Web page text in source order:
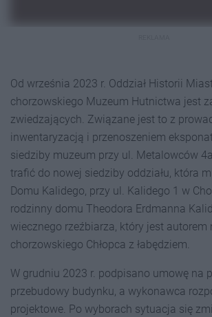
Od września 2023 r. Oddział Historii
chorzowskiego Muzeum Hutnictwa jest
zwiedzających. Związane jest to z
inwentaryzacją i przenoszeniem
siedziby muzeum przy ul. Metalowców
trafić do nowej siedziby oddziału, która
Domu Kalidego, przy ul. Kalidego 1 w
rodzinny domu Theodora Erdmanna
wiecznego rzeźbiarza, który jest autorem
chorzowskiego Chłopca z łabędziem.
W grudniu 2023 r. podpisano umowę na
przebudowy budynku, a wykonawca
projektowe. Po wyborach sytuacja się